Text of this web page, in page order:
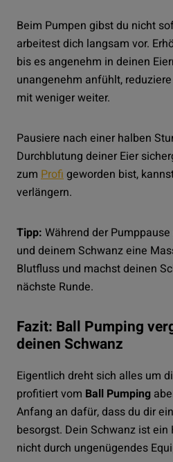
Beim Pumpen gibst du nicht
arbeitest dich langsam vor.
bis es angenehm in deinen
unangenehm anfühlt,
mit weniger weiter.
Pausiere nach einer halben
Durchblutung deiner Eier
zum Profi geworden bist,
verlängern.
Tipp: Während der
und deinem Schwanz eine
Blutfluss und machst deinen
nächste Runde.
Fazit: Ball Pumping
deinen Schwanz
Eigentlich dreht sich alles um
profitiert vom Ball Pumping
Anfang an dafür, dass du dir
besorgst. Dein Schwanz ist
nicht durch ungenügendes